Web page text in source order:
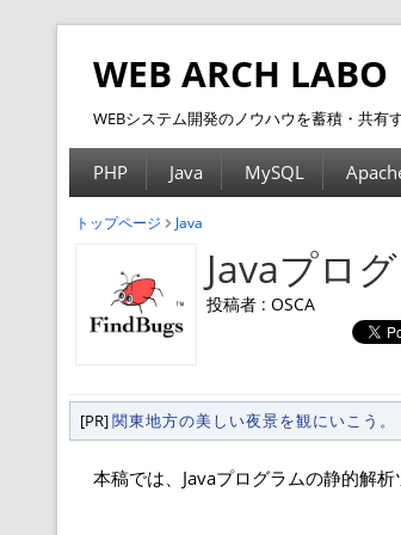
WEB ARCH LABO
WEBシステム開発のノウハウを蓄積・共有
PHP Java MySQL
トップページ Java
Javaプロ
投稿者 : OSCA
[PR]関東地方の美しい夜景を観にいこう
本稿では、Javaプログラムの静的解析